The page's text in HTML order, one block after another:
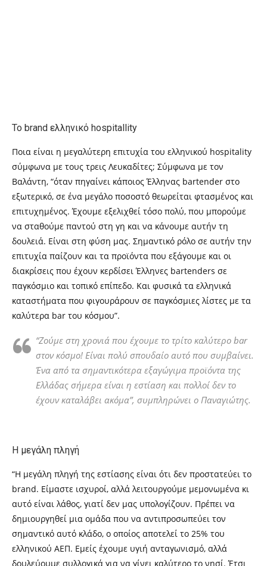
Το brand ελληνικό hospitallity
Ποια είναι η μεγαλύτερη επιτυχία του ελληνικού hospitality
σύμφωνα με τους τρεις Λευκαδίτες; Σύμφωνα με τον
Βαλάντη, “όταν πηγαίνει κάποιος Έλληνας bartender στο
εξωτερικό, σε ένα μεγάλο ποσοστό θεωρείται φτασμένος και
επιτυχημένος. Έχουμε εξελιχθεί τόσο πολύ, που μπορούμε
να σταθούμε παντού στη γη και να κάνουμε αυτήν τη
δουλειά. Είναι στη φύση μας. Σημαντικό ρόλο σε αυτήν την
επιτυχία παίζουν και τα προϊόντα που εξάγουμε και οι
διακρίσεις που έχουν κερδίσει Έλληνες bartenders σε
παγκόσμιο και τοπικό επίπεδο. Και φυσικά τα ελληνικά
καταστήματα που φιγουράρουν σε παγκόσμιες λίστες με τα
καλύτερα bar του κόσμου”.
“Ζούμε στη χρονιά που έχουμε το τρίτο καλύτερο bar
στον κόσμο! Είναι πολύ σπουδαίο αυτό που συμβαίνει.
Ένα από τα σημαντικότερα εξαγώγιμα προϊόντα της
Ελλάδας σήμερα είναι η εστίαση και πολλοί δεν το
έχουν καταλάβει ακόμα”, συμπληρώνει ο Παναγιώτης.
Η μεγάλη πληγή
“Η μεγάλη πληγή της εστίασης είναι ότι δεν προστατεύει το
brand. Είμαστε ισχυροί, αλλά λειτουργούμε μεμονωμένα κι
αυτό είναι λάθος, γιατί δεν μας υπολογίζουν. Πρέπει να
δημιουργηθεί μια ομάδα που να αντιπροσωπεύει τον
σημαντικό αυτό κλάδο, ο οποίος αποτελεί το 25% του
ελληνικού ΑΕΠ. Εμείς έχουμε υγιή ανταγωνισμό, αλλά
δουλεύουμε συλλογικά για να γίνει καλύτερο το νησί. Έτσι